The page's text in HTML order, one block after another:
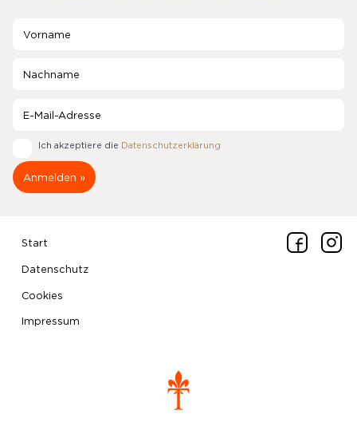
Ich akzeptiere die Datenschutzerklärung
Start
Datenschutz
Cookies
Impressum